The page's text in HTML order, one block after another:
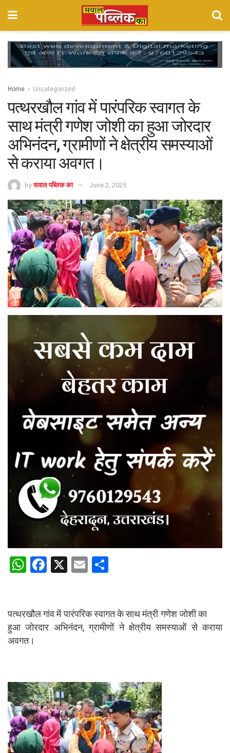
Home Uncategorized
पत्थरखौल गांव में पारंपरिक स्वागत के
साथ मंत्री गणेश जोशी का हुआ जोरदार
अभिनंदन, ग्रामीणों ने क्षेत्रीय समस्याओं
से कराया अवगत।
by सवाल पब्लिक का June 2, 2025
W
s
A
p
F
b
o
X
E
e
पत्थरखौल गांव में पारंपरिक स्वागत के साथ मंत्री गणेश जोशी का
हुआ जोरदार अभिनंदन, ग्रामीणों ने क्षेत्रीय समस्याओं से कराया
अवगत।